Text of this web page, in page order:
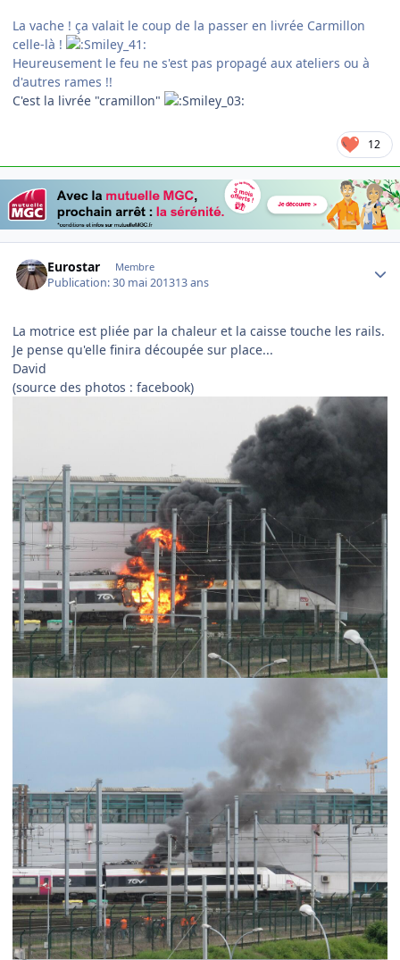
La vache ! ça valait le coup de la passer en livrée Carmillon
celle-là !
Heureusement le feu ne s'est pas propagé aux ateliers ou à
d'autres rames !!
C'est la livrée "cramillon"
12
Eurostar Membre
Publication:30 mai 201313 ans
La motrice est pliée par la chaleur et la caisse touche les rails.
Je pense qu'elle finira découpée sur place...
David
(source des photos : facebook)